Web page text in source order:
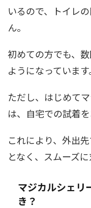
いるので、トイレ
ん。
初めての方でも、
ようになっています
ただし、はじめて
は、自宅での試着を
これにより、外出
となく、スムーズ
マジカルシェリ
き？